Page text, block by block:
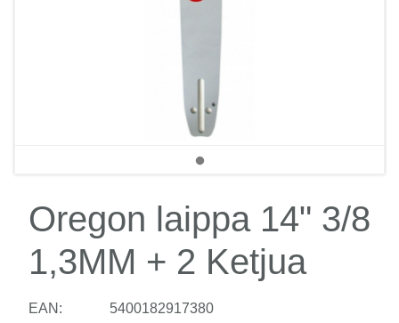
Oregon laippa 14" 3/8
1,3MM + 2 Ketjua
EAN:
5400182917380